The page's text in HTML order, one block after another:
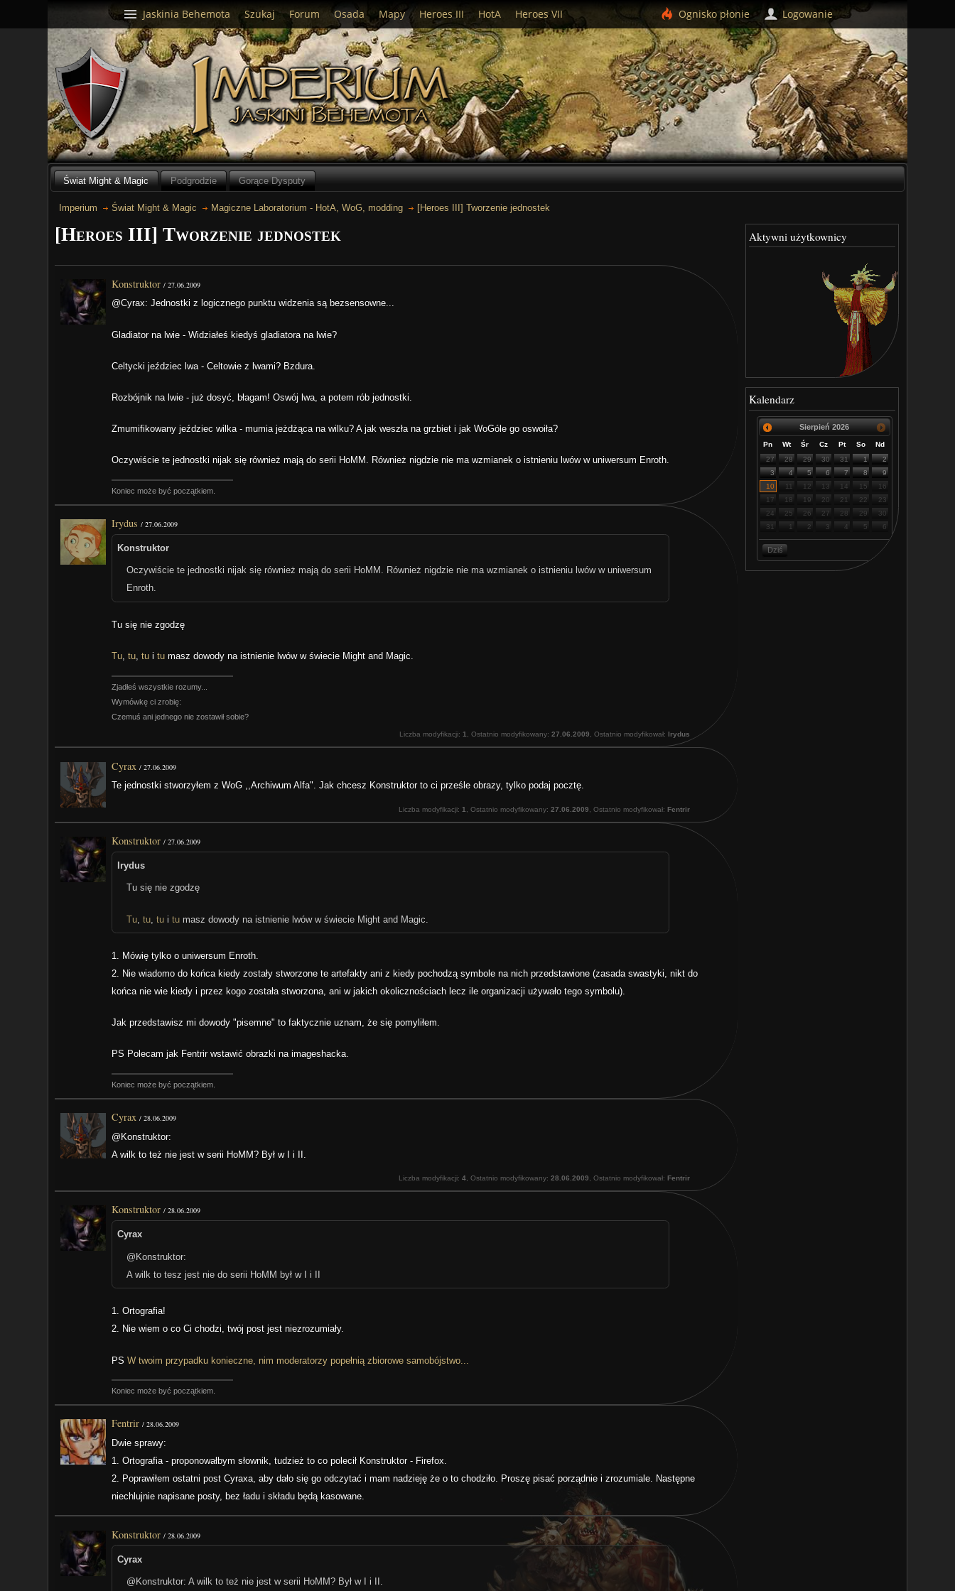
Świat Might & Magic Podgrodzie Gorące Dysputy
Imperium Świat Might & Magic Magiczne Laboratorium - HotA, WoG, modding [Heroes III] Tworzenie jednostek
[Heroes III] Tworzenie jednostek
Konstruktor /27.06.2009
@Cyrax: Jednostki z logicznego punktu widzenia są bezsensowne...
Gladiator na lwie - Widziałeś kiedyś gladiatora na lwie?
Celtycki jeździec lwa - Celtowie z lwami? Bzdura.
Rozbójnik na lwie - już dosyć, błagam! Oswój lwa, a potem rób jednostki.
Zmumifikowany jeździec wilka - mumia jeżdżąca na wilku? A jak weszła na grzbiet i jak WoGóle go oswoiła?
Oczywiście te jednostki nijak się również mają do serii HoMM. Również nigdzie nie ma wzmianek o istnieniu lwów w uniwersum Enroth.
Koniec może być początkiem.
Irydus /27.06.2009
Konstruktor
Oczywiście te jednostki nijak się również mają do serii HoMM. Również nigdzie nie ma wzmianek o istnieniu lwów w uniwersum
Enroth.
Tu się nie zgodzę
Tu,tu,tu itu masz dowody na istnienie lwów w świecie Might and Magic.
Zjadłeś wszystkie rozumy...
Wymówkę ci zrobię:
Czemuś ani jednego nie zostawił sobie?
Liczba modyfikacji:1, Ostatnio modyfikowany:27.06.2009, Ostatnio modyfikował: Irydus
Cyrax /27.06.2009
Te jednostki stworzyłem z WoG ,,Archiwum Alfa". Jak chcesz Konstruktor to ci prześle obrazy, tylko podaj pocztę.
Liczba modyfikacji:1 , Ostatnio modyfikowany:27.06.2009 , Ostatnio modyfikował:Fentrir
Konstruktor /27.06.2009
Irydus
Tu się nie zgodzę
Tu, tu, tui tumasz dowody na istnienie lwów w świecie Might and Magic.
1. Mówię tylko o uniwersum Enroth.
2. Nie wiadomo do końca kiedy zostały stworzone te artefakty ani z kiedy pochodzą symbole na nich przedstawione (zasada swastyki, nikt do
końca nie wie kiedy i przez kogo została stworzona, ani w jakich okolicznościach lecz ile organizacji używało tego symbolu).
Jak przedstawisz mi dowody "pisemne" to faktycznie uznam, że się pomyliłem.
PS Polecam jak Fentrir wstawić obrazki na imageshacka.
Koniec może być początkiem.
Cyrax /28.06.2009
@Konstruktor:
A wilk to też nie jest w serii HoMM? Był w I i II.
Liczba modyfikacji:4 , Ostatnio modyfikowany:28.06.2009 , Ostatnio modyfikował:Fentrir
Konstruktor /28.06.2009
Cyrax
@Konstruktor:
A wilk to tesz jest nie do serii HoMM był w I i II
1. Ortografia!
2. Nie wiem o co Ci chodzi, twój post jest niezrozumiały.
PSW twoim przypadku konieczne, nim moderatorzy popełnią zbiorowe samobójstwo...
Koniec może być początkiem.
Fentrir /28.06.2009
Dwie sprawy:
1. Ortografia - proponowałbym słownik, tudzież to co polecił Konstruktor - Firefox.
2. Poprawiłem ostatni post Cyraxa, aby dało się go odczytać i mam nadzieję że o to chodziło. Proszę pisać porządnie i zrozumiale. Następne
niechlujnie napisane posty, bez ładu i składu będą kasowane.
Konstruktor /28.06.2009
Cyrax
@Konstruktor: A wilk to też nie jest w serii HoMM? Był w I i II.
Aktywni użytkownicy
Kalendarz
Sierpień 2026
Pn Wt Śr Cz Pt So
Nd
27
28 29 30 31 1
2
3
4 5 6 7 8
9
10
11 12 13 14 15
16
17
18 19 20 21 22
23
24
25 26 27 28 29
30
31
1 2 3 4 5 6
Dziś
Jaskinia Behemota Szukaj Forum Osada Mapy Heroes III HotA Heroes VII Ognisko płonie Logowanie